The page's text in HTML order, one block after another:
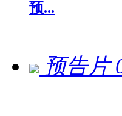
预...
预告片